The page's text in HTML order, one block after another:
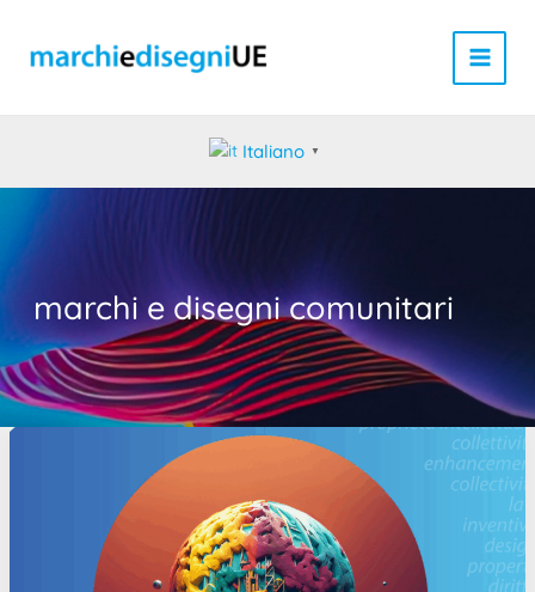
contenuto
Italiano ▼
marchi e disegni comunitari